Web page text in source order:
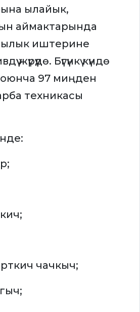
ылайык,
аймактарында
иштерине
жүрүүдө. Бүгүнкү күндө
97 миңден
техникасы
чачкыч;